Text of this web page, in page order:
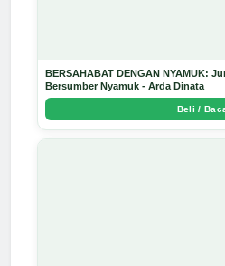
BERSAHABAT DENGAN NYAMUK:
Bersumber Nyamuk - Arda Dinata
Beli /